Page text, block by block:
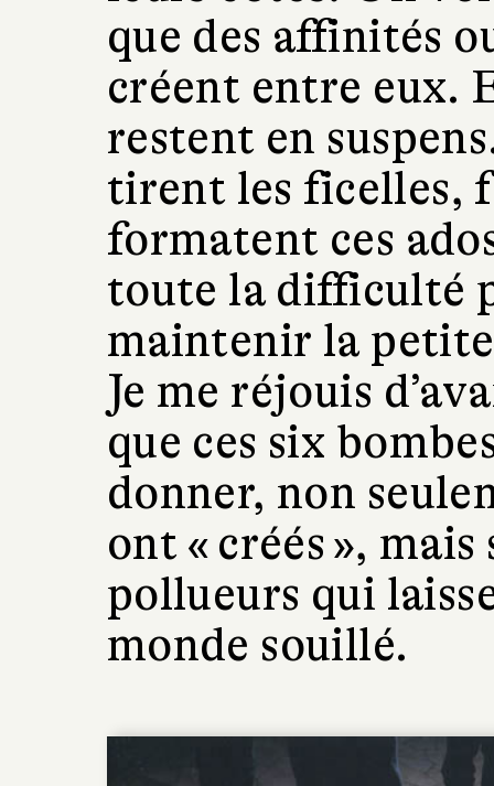
que des affinités
créent entre eux.
restent en
tirent les ficelles,
formatent ces
toute la difficulté
maintenir la
Je me réjouis
que ces six
donner, non
ont « créés »,
pollueurs qui
monde souillé.